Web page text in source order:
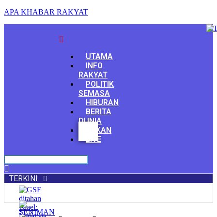
APA KHABAR RAKYAT
Menu
UTAMA
INFO
RAKYAT
POLITIK
SEMASA
HIBURAN
BERITA
DUNIA
SUKAN
LIVE
Facebook
Youtube
TERKINI